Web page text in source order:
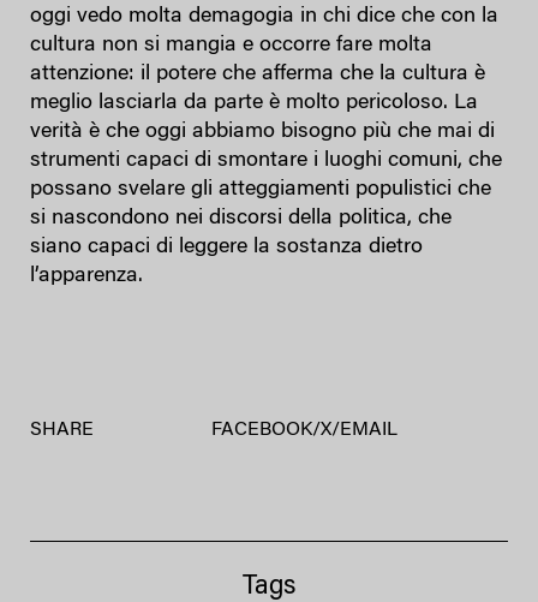
oggi vedo molta demagogia in chi dice che con la
cultura non si mangia e occorre fare molta
attenzione: il potere che afferma che la cultura è
meglio lasciarla da parte è molto pericoloso. La
verità è che oggi abbiamo bisogno più che mai di
strumenti capaci di smontare i luoghi comuni, che
possano svelare gli atteggiamenti populistici che
si nascondono nei discorsi della politica, che
siano capaci di leggere la sostanza dietro
l’apparenza.
SHARE FACEBOOK/X/ EMAIL
Tags